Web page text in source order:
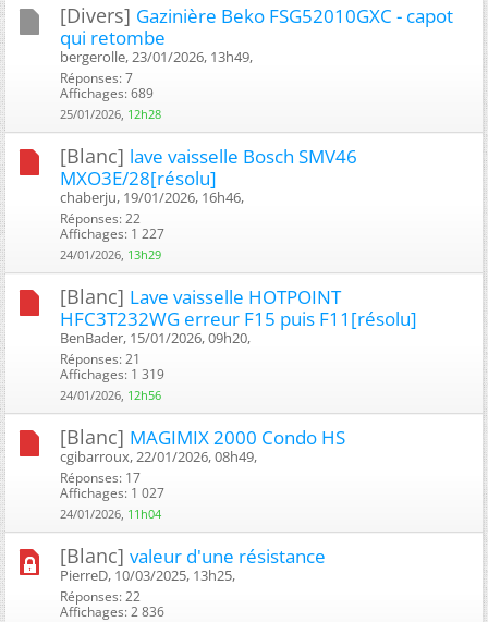
[Divers] Gazinière Beko FSG52010GXC - capot
qui retombe
bergerolle, 23/01/2026, 13h49, ‎
Réponses: 7
Affichages: 689
25/01/2026, 12h28
[Blanc] lave vaisselle Bosch SMV46
MXO3E/28[résolu]
chaberju, 19/01/2026, 16h46, ‎
Réponses: 22
Affichages: 1 227
24/01/2026, 13h29
[Blanc] Lave vaisselle HOTPOINT
HFC3T232WG erreur F15 puis F11[résolu]
BenBader, 15/01/2026, 09h20, ‎
Réponses: 21
Affichages: 1 319
24/01/2026, 12h56
[Blanc] MAGIMIX 2000 Condo HS
cgibarroux, 22/01/2026, 08h49, ‎
Réponses: 17
Affichages: 1 027
24/01/2026, 11h04
[Blanc] valeur d'une résistance
PierreD, 10/03/2025, 13h25, ‎
Réponses: 22
Affichages: 2 836